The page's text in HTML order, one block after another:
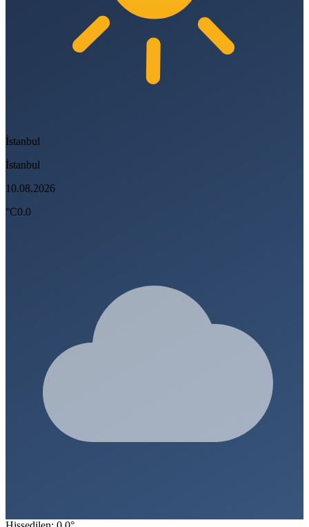
İstanbul
İstanbul
10.08.2026
°C0.0